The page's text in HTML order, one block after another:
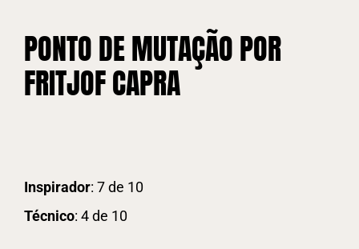
PONTO DE MUTAÇÃO POR
FRITJOF CAPRA
Inspirador: 7 de 10
Técnico: 4 de 10